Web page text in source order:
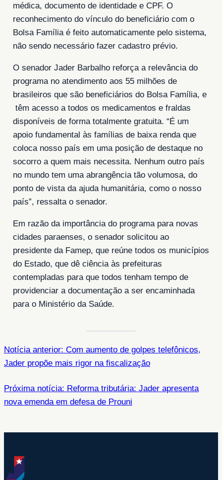
médica, documento de identidade e CPF. O
reconhecimento do vínculo do beneficiário com o
Bolsa Família é feito automaticamente pelo sistema,
não sendo necessário fazer cadastro prévio.
O senador Jader Barbalho reforça a relevância do
programa no atendimento aos 55 milhões de
brasileiros que são beneficiários do Bolsa Família, e
têm acesso a todos os medicamentos e fraldas
disponíveis de forma totalmente gratuita. “É um
apoio fundamental às famílias de baixa renda que
coloca nosso país em uma posição de destaque no
socorro a quem mais necessita. Nenhum outro país
no mundo tem uma abrangência tão volumosa, do
ponto de vista da ajuda humanitária, como o nosso
país”, ressalta o senador.
Em razão da importância do programa para novas
cidades paraenses, o senador solicitou ao
presidente da Famep, que reúne todos os municípios
do Estado, que dê ciência às prefeituras
contempladas para que todos tenham tempo de
providenciar a documentação a ser encaminhada
para o Ministério da Saúde.
Notícia anterior: Com aumento de golpes telefônicos,
Jader propõe mais rigor na fiscalização
Próxima notícia: Reforma tributária: Jader apresenta
nova emenda em defesa de Prouni